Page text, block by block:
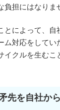
担にはなりま
とによって、
ム対応をして
クルを生むこ
先を自社か